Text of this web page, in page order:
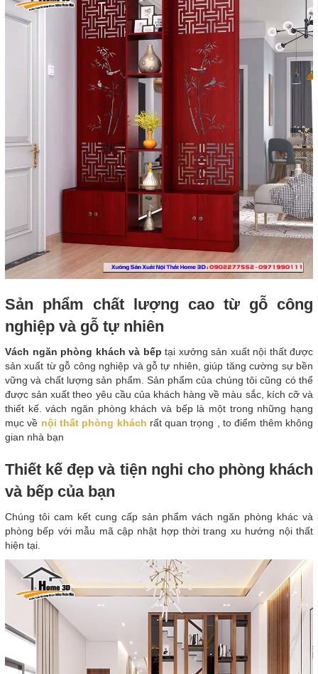
Sản phẩm chất lượng cao từ gỗ công
nghiệp và gỗ tự nhiên
Vách ngăn phòng khách và bếp tại xưởng sản xuất nội thất được
sản xuất từ gỗ công nghiệp và gỗ tự nhiên, giúp tăng cường sự bền
vững và chất lượng sản phẩm. Sản phẩm của chúng tôi cũng có thể
được sản xuất theo yêu cầu của khách hàng về màu sắc, kích cỡ và
thiết kế. vách ngăn phòng khách và bếp là một trong những hạng
mục về nội thất phòng khách rất quan trọng , to điểm thêm không
gian nhà bạn
Thiết kế đẹp và tiện nghi cho phòng khách
và bếp của bạn
Chúng tôi cam kết cung cấp sản phẩm vách ngăn phòng khác và
phòng bếp với mẫu mã cập nhật hợp thời trang xu hướng nội thất
hiện tại.